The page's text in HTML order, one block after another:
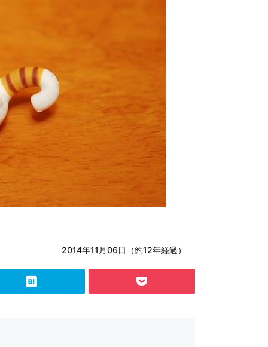
2014年11月06日（約12年経過）